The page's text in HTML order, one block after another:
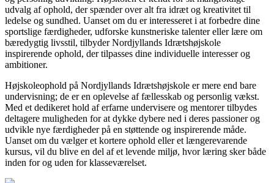
udvalg af ophold, der spænder over alt fra idræt og kreativitet til
ledelse og sundhed. Uanset om du er interesseret i at forbedre dine
sportslige færdigheder, udforske kunstneriske talenter eller lære om
bæredygtig livsstil, tilbyder Nordjyllands Idrætshøjskole
inspirerende ophold, der tilpasses dine individuelle interesser og
ambitioner.
Højskoleophold på Nordjyllands Idrætshøjskole er mere end bare
undervisning; de er en oplevelse af fællesskab og personlig vækst.
Med et dedikeret hold af erfarne undervisere og mentorer tilbydes
deltagere muligheden for at dykke dybere ned i deres passioner og
udvikle nye færdigheder på en støttende og inspirerende måde.
Uanset om du vælger et kortere ophold eller et længerevarende
kursus, vil du blive en del af et levende miljø, hvor læring sker både
inden for og uden for klasseværelset.